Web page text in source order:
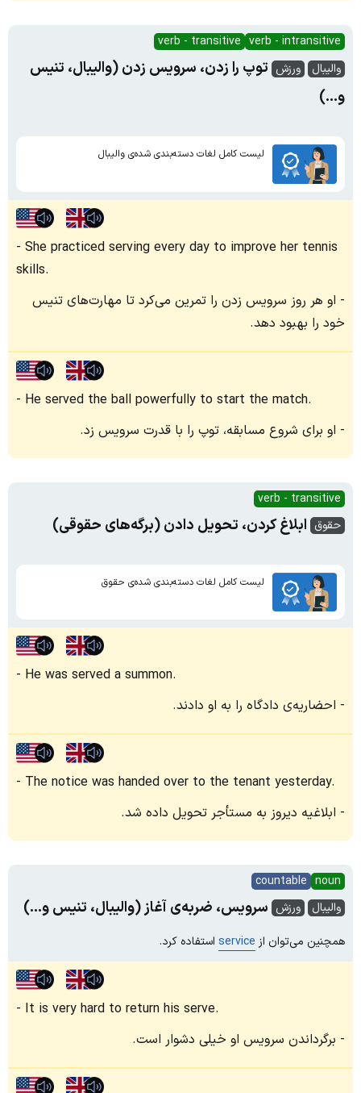
verb - intransitive
verb - transitive
والیبال
ورزش توپ را زدن، سرویس زدن (والیبال، تنیس
و...)
لیست کامل لغات دسته‌بندی شده‌ی والیبال
She practiced serving every day to improve her tennis
skills.
او هر روز سرویس زدن را تمرین می‌کرد تا مهارت‌های تنیس
خود را بهبود دهد.
He served the ball powerfully to start the match.
او برای شروع مسابقه، توپ را با قدرت سرویس زد.
verb - transitive
حقوق ابلاغ کردن، تحویل دادن (برگه‌های حقوقی)
لیست کامل لغات دسته‌بندی شده‌ی حقوق
He was served a summon.
احضاریه‌ی دادگاه را به او دادند.
The notice was handed over to the tenant yesterday.
ابلاغیه دیروز به مستأجر تحویل داده شد.
noun
countable
والیبال
ورزش سرویس، ضربه‌ی آغاز (والیبال، تنیس و...)
همچنین می‌توان از service استفاده کرد.
It is very hard to return his serve.
برگرداندن سرویس او خیلی دشوار است.